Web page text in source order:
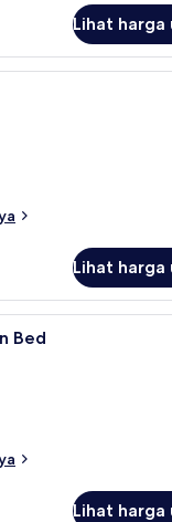
Lihat harga
Minibar,
Lihat harga
Minibar,
Bed
Lihat harga